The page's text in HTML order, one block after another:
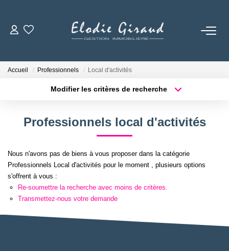
Accueil Professionnels Local d'activités
Modifier les critères de recherche
Plus de critères Créer une alerte
Professionnels local d'activités
Nous n'avons pas de biens à vous proposer dans la catégorie
Professionnels Local d'activités pour le moment , plusieurs options
s'offrent à vous :
Re-soumettre la recherche avec moins de critères.
Transmettez-nous votre demande